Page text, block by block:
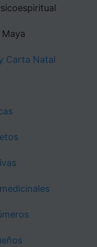
Carta Natal